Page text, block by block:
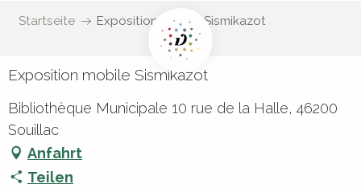
Startseite Exposition mobile Sismikazot
Exposition mobile Sismikazot
Bibliothèque Municipale 10 rue de la Halle, 46200
Souillac
Anfahrt
Teilen